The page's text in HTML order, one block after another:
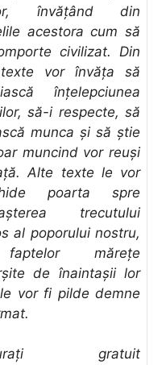
învăţând din
acestora cum să
civilizat. Din
vor învăţa să
înţelepciunea
să-i respecte, să
munca şi să ştie
muncind vor reuşi
Alte texte le vor
poarta spre
trecutului
al poporului nostru,
măreţe
de înaintaşii lor
vor fi pilde demne
gratuit